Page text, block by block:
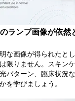
ランプ画像が依然
な画像が得られたと
限りません。スキン
パターン、臨床状況
を学びましょう。